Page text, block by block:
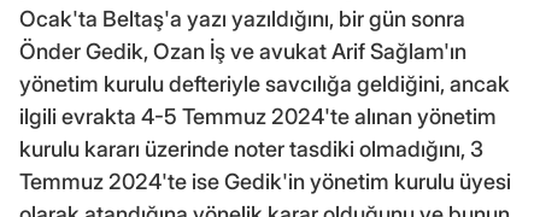
Ocak'ta Beltaş'a yazı yazıldığını, bir gün sonra
Önder Gedik, Ozan İş ve avukat Arif Sağlam'ın
yönetim kurulu defteriyle savcılığa geldiğini, ancak
ilgili evrakta 4-5 Temmuz 2024'te alınan yönetim
kurulu kararı üzerinde noter tasdiki olmadığını, 3
Temmuz 2024'te ise Gedik'in yönetim kurulu üyesi